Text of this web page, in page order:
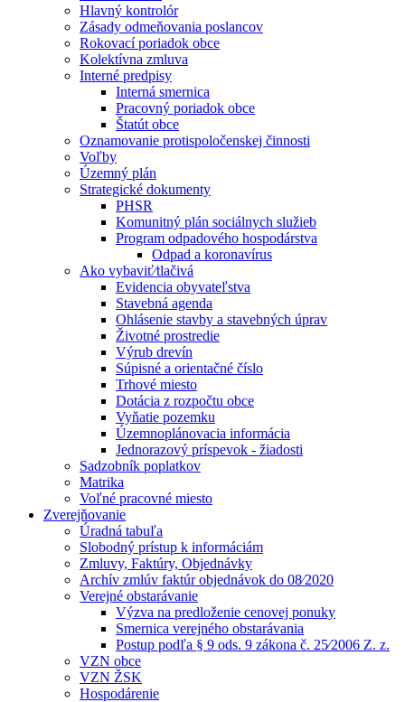
Hlavný kontrolór
Zásady odmeňovania poslancov
Rokovací poriadok obce
Kolektívna zmluva
Interné predpisy
Interná smernica
Pracovný poriadok obce
Štatút obce
Oznamovanie protispoločenskej činnosti
Voľby
Územný plán
Strategické dokumenty
PHSR
Komunitný plán sociálnych služieb
Program odpadového hospodárstva
Odpad a koronavírus
Ako vybaviť⁄tlačivá
Evidencia obyvateľstva
Stavebná agenda
Ohlásenie stavby a stavebných úprav
Životné prostredie
Výrub drevín
Súpisné a orientačné číslo
Trhové miesto
Dotácia z rozpočtu obce
Vyňatie pozemku
Územnoplánovacia informácia
Jednorazový príspevok - žiadosti
Sadzobník poplatkov
Matrika
Voľné pracovné miesto
Zverejňovanie
Úradná tabuľa
Slobodný prístup k informáciám
Zmluvy, Faktúry, Objednávky
Archív zmlúv faktúr objednávok do 08⁄2020
Verejné obstarávanie
Výzva na predloženie cenovej ponuky
Smernica verejného obstarávania
Postup podľa § 9 ods. 9 zákona č. 25⁄2006 Z. z.
VZN obce
VZN ŽSK
Hospodárenie